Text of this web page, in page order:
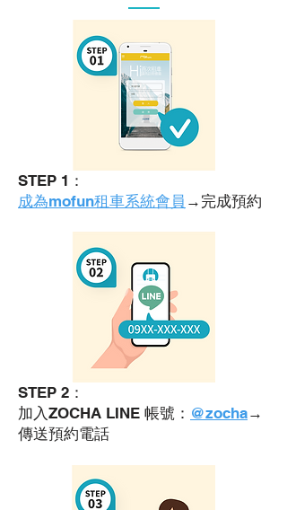
STEP 1：
成為mofun租車系統會員 →完成預約
STEP 2：
加入ZOCHA LINE 帳號： @zocha→
傳送預約電話